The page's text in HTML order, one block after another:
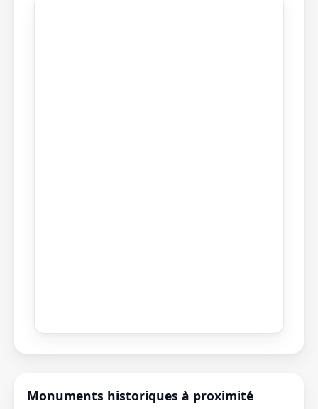
Monuments historiques à proximité